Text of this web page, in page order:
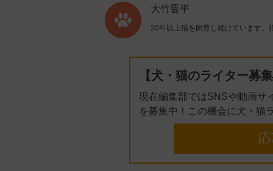
大竹晋平
20年以上猫を飼育し続けています。
【犬・猫のライター募
現在編集部ではSNSや動画サ
を募集中！この機会に犬・猫